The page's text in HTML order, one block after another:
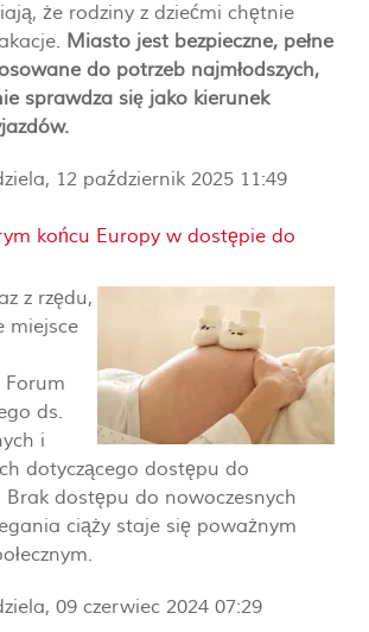
że rodziny z dziećmi chętnie
Miasto jest bezpieczne, pełne
do potrzeb najmłodszych,
sprawdza się jako kierunek
12 październik 2025 11:49
końcu Europy w dostępie do
z rzędu,
miejsce
Forum
ds.
i
dotyczącego dostępu do
Brak dostępu do nowoczesnych
ciąży staje się poważnym
09 czerwiec 2024 07:29